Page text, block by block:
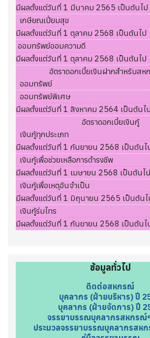
มีผลตั้งแต่วันที่ 1 มีนาคม 2565 เป็นต้นไป
เกษียณเปี่ยมสุข
มีผลตั้งแต่วันที่ 1 ตุลาคม 2568 เป็นต้นไป
ออมทรัพย์ออมความดี
มีผลตั้งแต่วันที่ 1 ตุลาคม 2568 เป็นต้นไป
อัตราดอกเบี้ยเงินฝากสำหรับส
ออมทรัพย์
ออมทรัพย์พิเศษ
มีผลตั้งแต่วันที่ 1 สิงหาคม 2564 เป็นต้นไป
อัตราดอกเบี้ยเงินกู้
เงินกู้ทุกประเภท
มีผลตั้งแต่วันที่ 1 กันยายน 2568 เป็นต้นไ
เงินกู้เพื่อช่วยเหลือการดำรงชีพ
มีผลตั้งแต่วันที่ 1 เมษายน 2568 เป็นต้นไป
เงินกู้เพื่อเหตุอันจำเป็น
มีผลตั้งแต่วันที่ 1 มิถุนายน 2565 เป็นต้นไ
เงินกู้ร่มไทร
มีผลตั้งแต่วันที่ 1 กันยายน 2568 เป็นต้นไ
ข้อมูลทั่วไป
ติดต่อสหกรณ์
บุคลากร (ฝ่ายบริหาร) ปี
บุคลากร (ฝ่ายจัดการ) ปี
จรรยาบรรณบุคลากรสหกรณ์
ประมวลจรรยาบรรณบุคลากรสห